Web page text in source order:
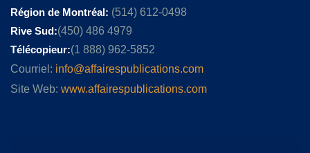
Région de Montréal: (514) 612-0498
Rive Sud:(450) 486 4979
Télécopieur:(1 888) 962-5852
Courriel: info@affairespublications.com
Site Web: www.affairespublications.com